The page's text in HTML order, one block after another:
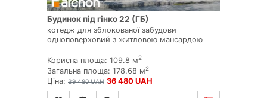
Будинок під гінко 22 (ГБ)
котедж для зблокованої забудови
одноповерховий з житловою мансардою
Корисна площа: 109.8 м2
Загальна площа: 178.68 м2
Ціна: 39 480 UAH 36 480 UAH